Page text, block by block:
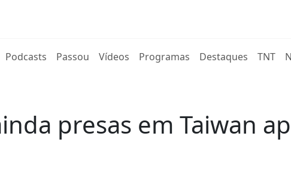
Podcasts Passou Vídeos Programas Destaques TNT
presas em Taiwan